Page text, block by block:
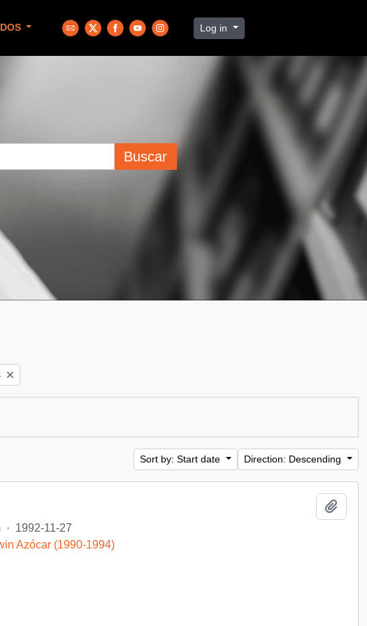
Log in
Buscar
Sort by: Start date Direction: Descending
· 1992-11-27
Azócar (1990-1994)